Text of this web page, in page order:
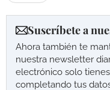
Suscríbete a
Ahora también te
nuestra newsletter
electrónico solo
completando tus